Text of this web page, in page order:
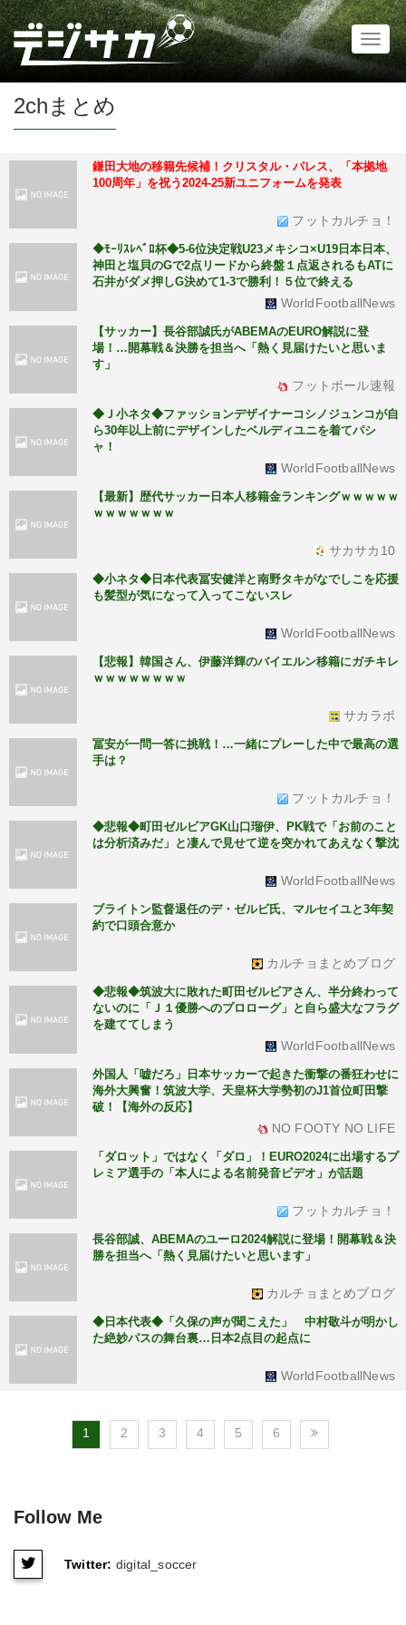
2chまとめ
鎌田大地の移籍先候補！クリスタル・パレス、「本拠地
100周年」を祝う2024-25新ユニフォームを発表
フットカルチョ！
◆ﾓｰﾘｽﾚﾍﾞﾛ杯◆5-6位決定戦U23メキシコ×U19日本日本、
神田と塩貝のGで2点リードから終盤１点返されるもATに
石井がダメ押しG決めて1-3で勝利！５位で終える
WorldFootballNews
【サッカー】長谷部誠氏がABEMAのEURO解説に登
場！…開幕戦＆決勝を担当へ「熱く見届けたいと思いま
す」
フットボール速報
◆Ｊ小ネタ◆ファッションデザイナーコシノジュンコが自
ら30年以上前にデザインしたベルディユニを着てパシ
ャ！
WorldFootballNews
【最新】歴代サッカー日本人移籍金ランキングｗｗｗｗｗ
ｗｗｗｗｗｗｗ
サカサカ10
◆小ネタ◆日本代表冨安健洋と南野タキがなでしこを応援
も髪型が気になって入ってこないスレ
WorldFootballNews
【悲報】韓国さん、伊藤洋輝のバイエルン移籍にガチキレ
ｗｗｗｗｗｗｗｗ
サカラボ
冨安が一問一答に挑戦！…一緒にプレーした中で最高の選
手は？
フットカルチョ！
◆悲報◆町田ゼルビアGK山口瑠伊、PK戦で「お前のこと
は分析済みだ」と凄んで見せて逆を突かれてあえなく撃沈
WorldFootballNews
ブライトン監督退任のデ・ゼルビ氏、マルセイユと3年契
約で口頭合意か
カルチョまとめブログ
◆悲報◆筑波大に敗れた町田ゼルビアさん、半分終わって
ないのに「Ｊ１優勝へのプロローグ」と自ら盛大なフラグ
を建ててしまう
WorldFootballNews
外国人「嘘だろ」日本サッカーで起きた衝撃の番狂わせに
海外大興奮！筑波大学、天皇杯大学勢初のJ1首位町田撃
破！【海外の反応】
NO FOOTY NO LIFE
「ダロット」ではなく「ダロ」！EURO2024に出場するプ
レミア選手の「本人による名前発音ビデオ」が話題
フットカルチョ！
長谷部誠、ABEMAのユーロ2024解説に登場！開幕戦＆決
勝を担当へ「熱く見届けたいと思います」
カルチョまとめブログ
◆日本代表◆「久保の声が聞こえた」 中村敬斗が明かし
た絶妙パスの舞台裏…日本2点目の起点に
WorldFootballNews
1 2 3 4 5 6
Follow Me
Twitter: digital_soccer